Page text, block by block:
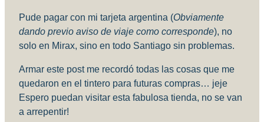
Pude pagar con mi tarjeta argentina (Obviamente
dando previo aviso de viaje como corresponde), no
solo en Mirax, sino en todo Santiago sin problemas.
Armar este post me recordó todas las cosas que me
quedaron en el tintero para futuras compras… jeje
Espero puedan visitar esta fabulosa tienda, no se van
a arrepentir!